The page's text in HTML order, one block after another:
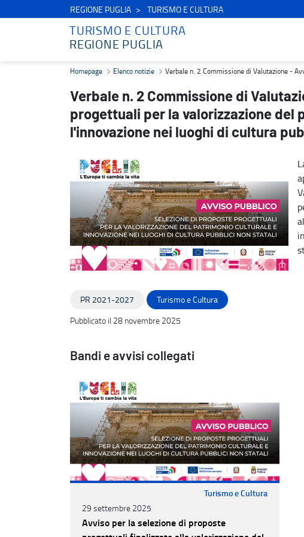
REGIONE PUGLIA TURISMO E CULTURA
TURISMO E CULTURA
REGIONE PUGLIA
Verbale n. 2 Commissione di Valutazione - Avviso Pubblico proposte
Homepage Elenco notizie Verbale n. 2 Commissione di Valutazione -
Verbale n. 2 Commissione di
progettuali per la valorizzazione del
l'innovazione nei luoghi di cultura
PR 2021-2027
Turismo e Cultura
Pubblicato il 28 novembre 2025
Bandi e avvisi collegati
Turismo e Cultura
29 settembre 2025
Avviso per la selezione di proposte